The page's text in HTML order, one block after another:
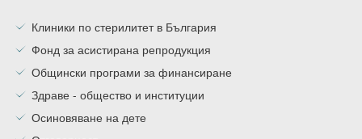
Клиники по стерилитет в България
Фонд за асистирана репродукция
Общински програми за финансиране
Здраве - общество и институции
Осиновяване на дете